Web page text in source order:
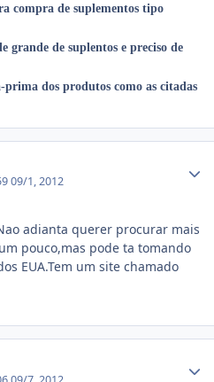
compra de suplementos tipo
grande de suplentos e preciso de
dos produtos como as citadas
09/1, 2012
adianta querer procurar mais
pouco,mas pode ta tomando
EUA.Tem um site chamado